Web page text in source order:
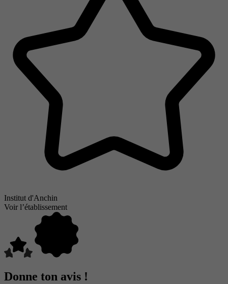
Institut d'Anchin
Voir l’établissement
Donne ton avis !